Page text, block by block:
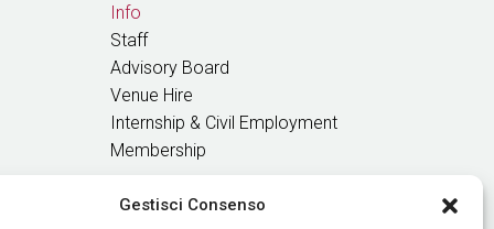
Gestisci Consenso
Info
Staff
Advisory Board
Venue Hire
Internship & Civil Employment
Membership
GET OUR NEWS